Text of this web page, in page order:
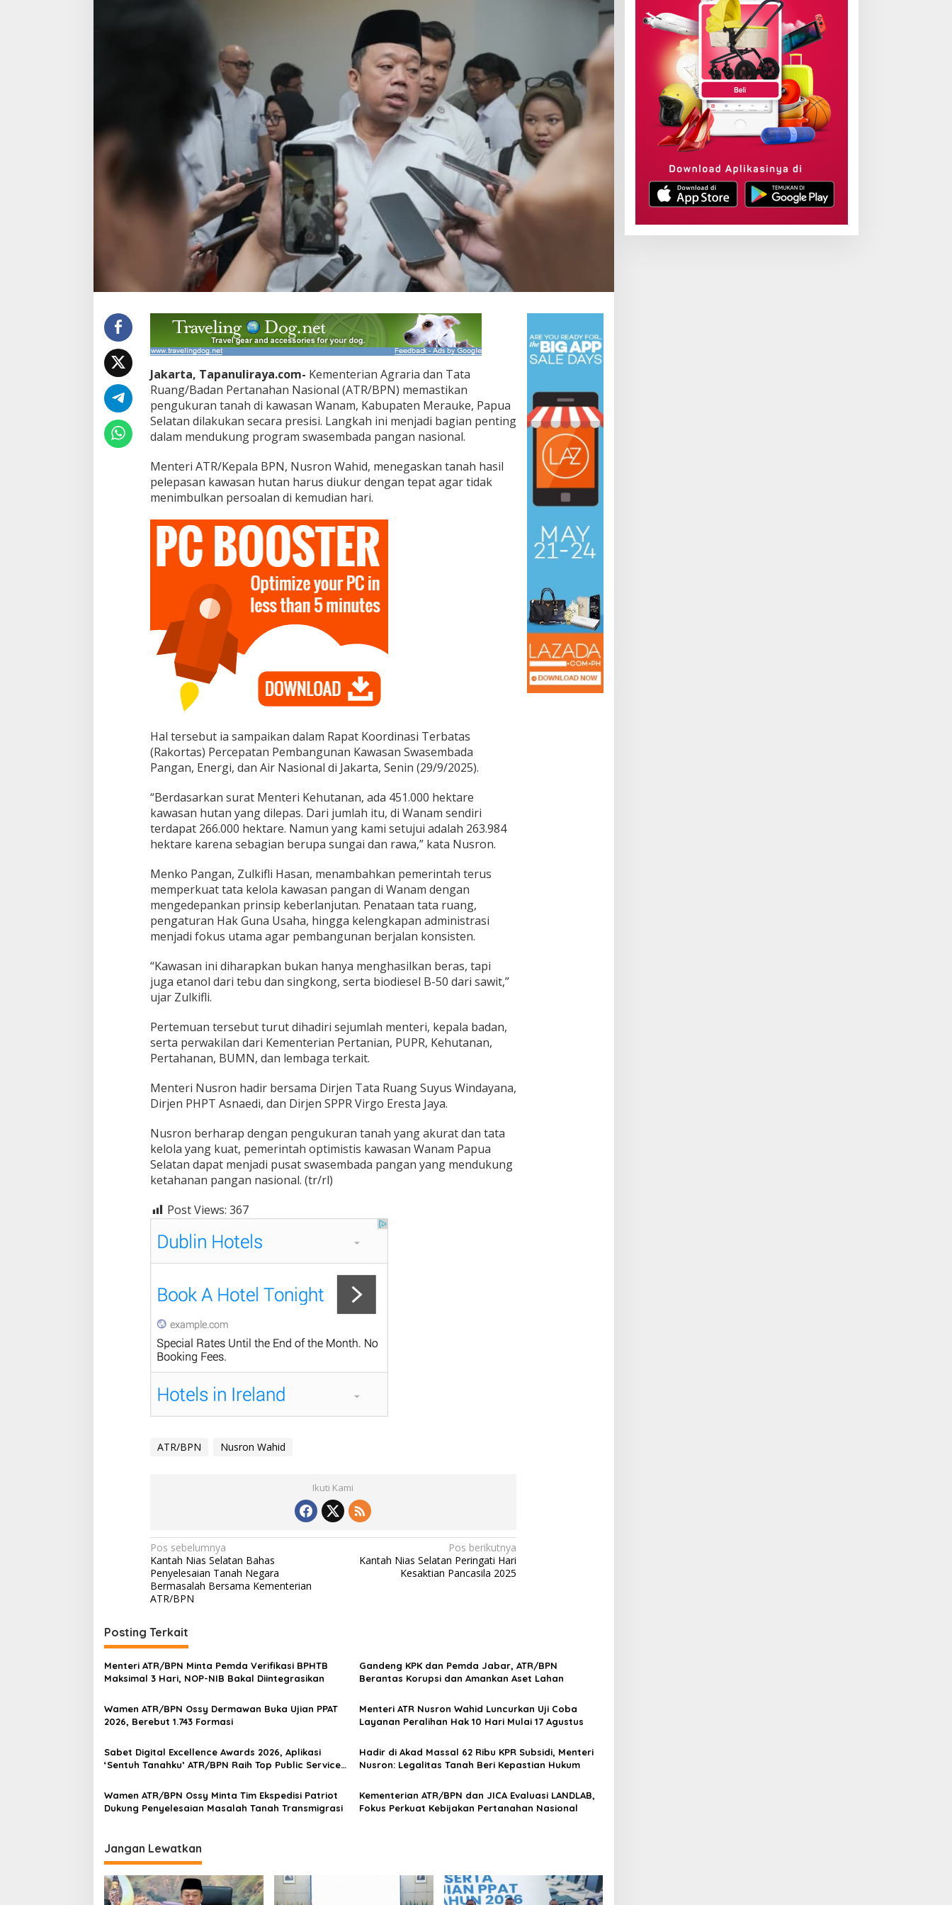
Jakarta, Tapanuliraya.com- Kementerian Agraria dan Tata
Ruang/Badan Pertanahan Nasional (ATR/BPN) memastikan
pengukuran tanah di kawasan Wanam, Kabupaten Merauke, Papua
Selatan dilakukan secara presisi. Langkah ini menjadi bagian penting
dalam mendukung program swasembada pangan nasional.
Menteri ATR/Kepala BPN, Nusron Wahid, menegaskan tanah hasil
pelepasan kawasan hutan harus diukur dengan tepat agar tidak
menimbulkan persoalan di kemudian hari.
Hal tersebut ia sampaikan dalam Rapat Koordinasi Terbatas
(Rakortas) Percepatan Pembangunan Kawasan Swasembada
Pangan, Energi, dan Air Nasional di Jakarta, Senin (29/9/2025).
“Berdasarkan surat Menteri Kehutanan, ada 451.000 hektare
kawasan hutan yang dilepas. Dari jumlah itu, di Wanam sendiri
terdapat 266.000 hektare. Namun yang kami setujui adalah 263.984
hektare karena sebagian berupa sungai dan rawa,” kata Nusron.
Menko Pangan, Zulkifli Hasan, menambahkan pemerintah terus
memperkuat tata kelola kawasan pangan di Wanam dengan
mengedepankan prinsip keberlanjutan. Penataan tata ruang,
pengaturan Hak Guna Usaha, hingga kelengkapan administrasi
menjadi fokus utama agar pembangunan berjalan konsisten.
“Kawasan ini diharapkan bukan hanya menghasilkan beras, tapi
juga etanol dari tebu dan singkong, serta biodiesel B-50 dari sawit,”
ujar Zulkifli.
Pertemuan tersebut turut dihadiri sejumlah menteri, kepala badan,
serta perwakilan dari Kementerian Pertanian, PUPR, Kehutanan,
Pertahanan, BUMN, dan lembaga terkait.
Menteri Nusron hadir bersama Dirjen Tata Ruang Suyus Windayana,
Dirjen PHPT Asnaedi, dan Dirjen SPPR Virgo Eresta Jaya.
Nusron berharap dengan pengukuran tanah yang akurat dan tata
kelola yang kuat, pemerintah optimistis kawasan Wanam Papua
Selatan dapat menjadi pusat swasembada pangan yang mendukung
ketahanan pangan nasional. (tr/rl)
Post Views: 367
ATR/BPN Nusron Wahid
Ikuti Kami
Navigasi
pos
Pos sebelumnya
Kantah Nias Selatan Bahas
Penyelesaian Tanah Negara
Bermasalah Bersama Kementerian
ATR/BPN
Pos berikutnya
Kantah Nias Selatan Peringati Hari
Kesaktian Pancasila 2025
Posting Terkait
Menteri ATR/BPN Minta Pemda Verifikasi BPHTB
Maksimal 3 Hari, NOP-NIB Bakal Diintegrasikan
Gandeng KPK dan Pemda Jabar, ATR/BPN
Berantas Korupsi dan Amankan Aset Lahan
Wamen ATR/BPN Ossy Dermawan Buka Ujian PPAT
2026, Berebut 1.743 Formasi
Menteri ATR Nusron Wahid Luncurkan Uji Coba
Layanan Peralihan Hak 10 Hari Mulai 17 Agustus
Sabet Digital Excellence Awards 2026, Aplikasi
‘Sentuh Tanahku’ ATR/BPN Raih Top Public Service
Hadir di Akad Massal 62 Ribu KPR Subsidi, Menteri
Nusron: Legalitas Tanah Beri Kepastian Hukum
Wamen ATR/BPN Ossy Minta Tim Ekspedisi Patriot
Dukung Penyelesaian Masalah Tanah Transmigrasi
Kementerian ATR/BPN dan JICA Evaluasi LANDLAB,
Fokus Perkuat Kebijakan Pertanahan Nasional
Jangan Lewatkan